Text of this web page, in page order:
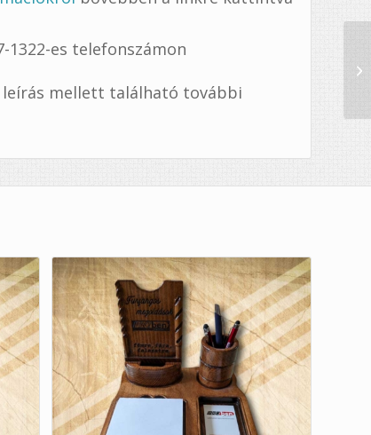
1322-es telefonszámon
mellett található további